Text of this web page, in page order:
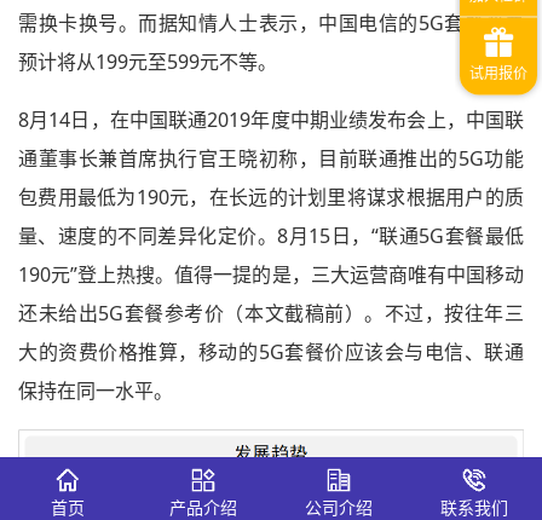
需换卡换号。而据知情人士表示，中国电信的5G套餐资费
预计将从199元至599元不等。
8月14日，在中国联通2019年度中期业绩发布会上，中国联
通董事长兼首席执行官王晓初称，目前联通推出的5G功能
包费用最低为190元，在长远的计划里将谋求根据用户的质
量、速度的不同差异化定价。8月15日，“联通5G套餐最低
190元”登上热搜。值得一提的是，三大运营商唯有中国移动
还未给出5G套餐参考价（本文截稿前）。不过，按往年三
大的资费价格推算，移动的5G套餐价应该会与电信、联通
保持在同一水平。
首页 产品介绍 公司介绍 联系我们